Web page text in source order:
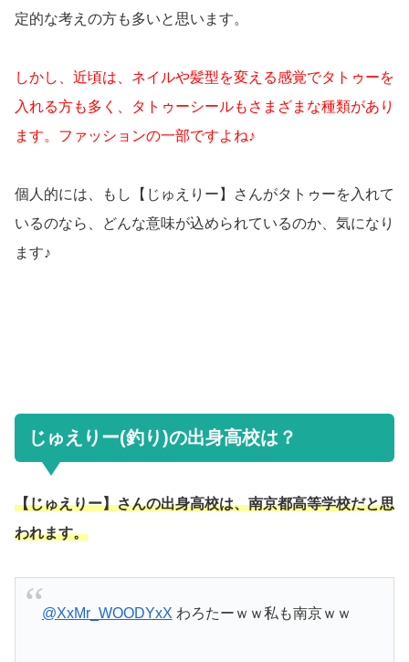
定的な考えの方も多いと思います。
しかし、近頃は、ネイルや髪型を変える感覚でタトゥーを
入れる方も多く、タトゥーシールもさまざまな種類があり
ます。ファッションの一部ですよね♪
個人的には、もし【じゅえりー】さんがタトゥーを入れて
いるのなら、どんな意味が込められているのか、気になり
ます♪
じゅえりー(釣り)の出身高校は？
【じゅえりー】さんの出身高校は、南京都高等学校だと思
われます。
@XxMr_WOODYxX わろたーｗｗ私も南京ｗｗ